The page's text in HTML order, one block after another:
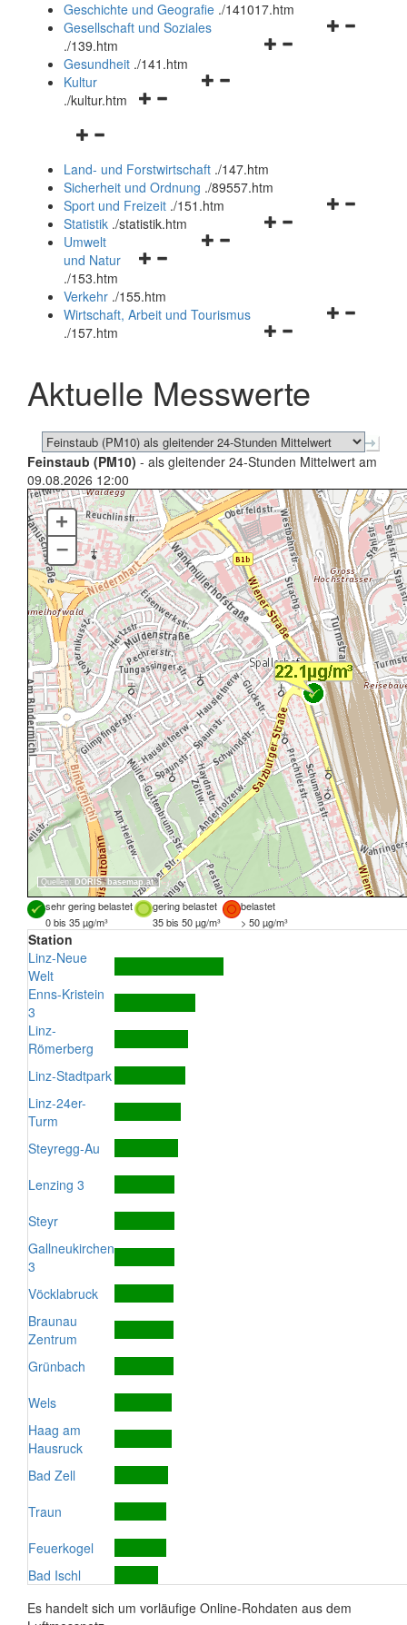
und
schließen
Geschichte und Geografie ./141017.htm
Navigationsmenü
Gesellschaft und Soziales
./139.htm
Navigationsmenü
Gesundheit ./141.htm
Navigationsmenü
Kultur
./kultur.htm
Navigationsmenü
und
schließen
Land- und Forstwirtschaft ./147.htm
Sicherheit und Ordnung ./89557.htm
Navigationsmenü
Sport und Freizeit ./151.htm
Navigationsmenü
Statistik ./statistik.htm
Navigationsmenü
und
schließen
Umwelt
und Natur
./153.htm
Verkehr ./155.htm
Navigationsmenü
schließen
Wirtschaft, Arbeit und Tourismus
./157.htm
Aktuelle Messwerte
Feinstaub (PM10) - als gleitender 24-Stunden Mittelwert am
09.08.2026 12:00
Quellen: DORIS, basemap.at
+
–
sehr gering belastet gering belastet
belastet
0 bis 35 µg/m³
35 bis 50 µg/m³ > 50 µg/m³
Station
Linz-Neue
Welt
Enns-Kristein
3
Linz-
Römerberg
Linz-Stadtpark
Linz-24er-
Turm
Steyregg-Au
Lenzing 3
Steyr
Gallneukirchen
3
Vöcklabruck
Braunau
Zentrum
Grünbach
Wels
Haag am
Hausruck
Bad Zell
Traun
Feuerkogel
Bad Ischl
Es handelt sich um vorläufige Online-Rohdaten aus dem